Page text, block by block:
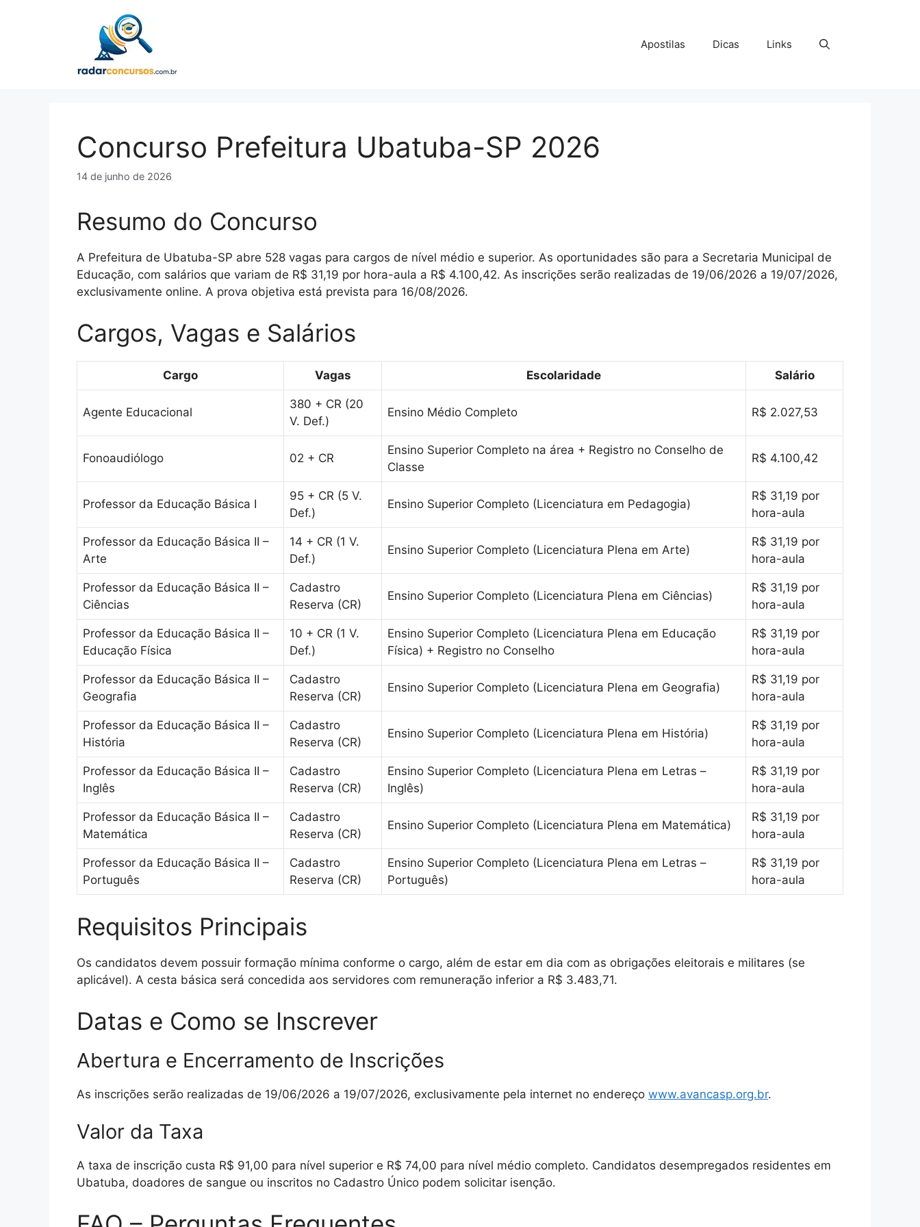
Apostilas Dicas Links
Concurso Prefeitura Ubatuba-SP 2026
14 de junho de 2026
Resumo do Concurso
A Prefeitura de Ubatuba-SP abre 528 vagas para cargos de nível médio e superior. As oportunidades são para a Secretaria Municipal de
Educação, com salários que variam de R$ 31,19 por hora-aula a R$ 4.100,42. As inscrições serão realizadas de 19/06/2026 a 19/07/2026,
exclusivamente online. A prova objetiva está prevista para 16/08/2026.
Cargos, Vagas e Salários
Cargo Vagas Escolaridade Salário
Agente Educacional
380 + CR (20
V. Def.)
Ensino Médio Completo R$ 2.027,53
Fonoaudiólogo 02 + CR
Ensino Superior Completo na área + Registro no Conselho de
Classe
R$ 4.100,42
Professor da Educação Básica I
95 + CR (5 V.
Def.)
Ensino Superior Completo (Licenciatura em Pedagogia)
R$ 31,19 por
hora-aula
Professor da Educação Básica II –
Arte
14 + CR (1 V.
Def.)
Ensino Superior Completo (Licenciatura Plena em Arte)
R$ 31,19 por
hora-aula
Professor da Educação Básica II –
Ciências
Cadastro
Reserva (CR)
Ensino Superior Completo (Licenciatura Plena em Ciências)
R$ 31,19 por
hora-aula
Professor da Educação Básica II –
Educação Física
10 + CR (1 V.
Def.)
Ensino Superior Completo (Licenciatura Plena em Educação
Física) + Registro no Conselho
R$ 31,19 por
hora-aula
Professor da Educação Básica II –
Geografia
Cadastro
Reserva (CR)
Ensino Superior Completo (Licenciatura Plena em Geografia)
R$ 31,19 por
hora-aula
Professor da Educação Básica II –
História
Cadastro
Reserva (CR)
Ensino Superior Completo (Licenciatura Plena em História)
R$ 31,19 por
hora-aula
Professor da Educação Básica II –
Inglês
Cadastro
Reserva (CR)
Ensino Superior Completo (Licenciatura Plena em Letras –
Inglês)
R$ 31,19 por
hora-aula
Professor da Educação Básica II –
Matemática
Cadastro
Reserva (CR)
Ensino Superior Completo (Licenciatura Plena em Matemática)
R$ 31,19 por
hora-aula
Professor da Educação Básica II –
Português
Cadastro
Reserva (CR)
Ensino Superior Completo (Licenciatura Plena em Letras –
Português)
R$ 31,19 por
hora-aula
Requisitos Principais
Os candidatos devem possuir formação mínima conforme o cargo, além de estar em dia com as obrigações eleitorais e militares (se
aplicável). A cesta básica será concedida aos servidores com remuneração inferior a R$ 3.483,71.
Datas e Como se Inscrever
Abertura e Encerramento de Inscrições
As inscrições serão realizadas de 19/06/2026 a 19/07/2026, exclusivamente pela internet no endereço www.avancasp.org.br.
Valor da Taxa
A taxa de inscrição custa R$ 91,00 para nível superior e R$ 74,00 para nível médio completo. Candidatos desempregados residentes em
Ubatuba, doadores de sangue ou inscritos no Cadastro Único podem solicitar isenção.